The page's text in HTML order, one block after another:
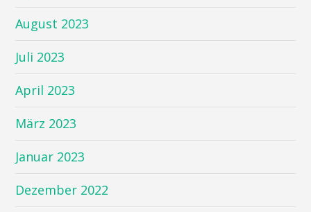
August 2023
Juli 2023
April 2023
März 2023
Januar 2023
Dezember 2022